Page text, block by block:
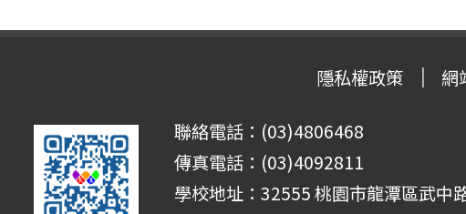
隱私權政策 網
聯絡電話：(03)4806468
傳真電話：(03)4092811
學校地址：32555 桃園市龍潭區武中